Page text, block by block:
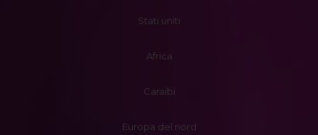
Stati uniti
Africa
Caraibi
Europa del nord